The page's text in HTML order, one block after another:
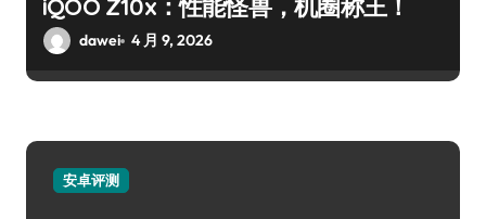
iQOO Z10x：性能怪兽，机圈称王！
dawei 4 月 9, 2026
安卓评测